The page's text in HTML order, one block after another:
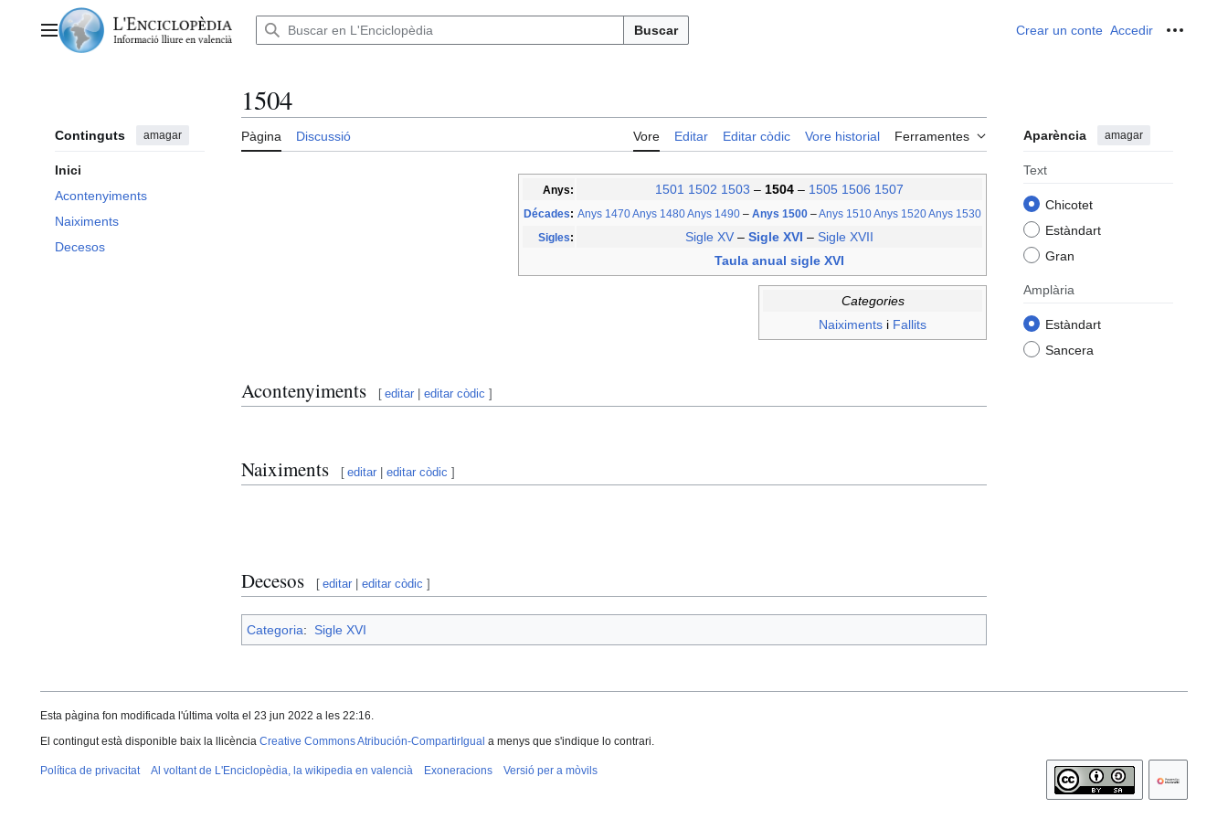
contingutMenú principal Buscar Crear un conte Accedir
Continguts amagar
Inici
Acontenyiments
Naiximents
Decesos
1504
Pàgina Discussió Vore Editar Editar còdic Vore historial Ferramentes Aparència amagar
Text
Chicotet
Estàndart
Gran
Amplària
Estàndart
Sancera
Anys: 1501 1502 1503 – 1504 – 1505 1506 1507
Décades: Anys 1470Anys 1480Anys 1490 – Anys 1500 –Anys 1510Anys 1520Anys 1530
Sigles: Sigle XV – Sigle XVI – Sigle XVII
Taula anual sigle XVI
Categories
Naiximents i Fallits
Acontenyiments [ editar |editar còdic ]
Naiximents [ editar |editar còdic ]
Decesos [ editar |editar còdic ]
Categoria: Sigle XVI
Esta pàgina fon modificada l'última volta el 23 jun 2022 a les 22:16.
El contingut està disponible baix la llicència Creative Commons Atribución-CompartirIgual a menys que s'indique lo contrari.
Política de privacitat Al voltant de L'Enciclopèdia, la wikipedia en valencià Exoneracions Versió per a mòvils